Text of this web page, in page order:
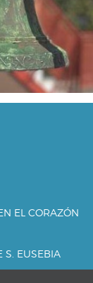
EL CORAZÓN
S. EUSEBIA